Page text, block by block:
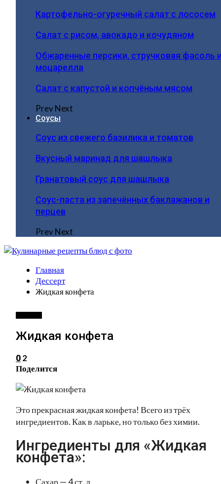
Картофельно-огуречный салат с лососем
Салат с рисом, авокадо и кочудяном
Обжаренные персики, стручковая фасоль
моцарелла
Салат с капустой и копчёным мясом
PrevNext
Соусы
Соус из свежего базилика и томатов
Вкусный маринад для шашлыка
Гранатовый соус для шашлыка
Соус-паста из запечённых баклажанов и
перцев
PrevNext
Главная
Дессерт
Жидкая конфета
Жидкая конфета
0 2
Поделится
Это прекрасная жидкая конфета! Всего из трёх
ингредиентов. Как в ларьке, но только без химии.
Ингредиенты для «Жидкая
конфета»:
Сахар — 4 ст. л.